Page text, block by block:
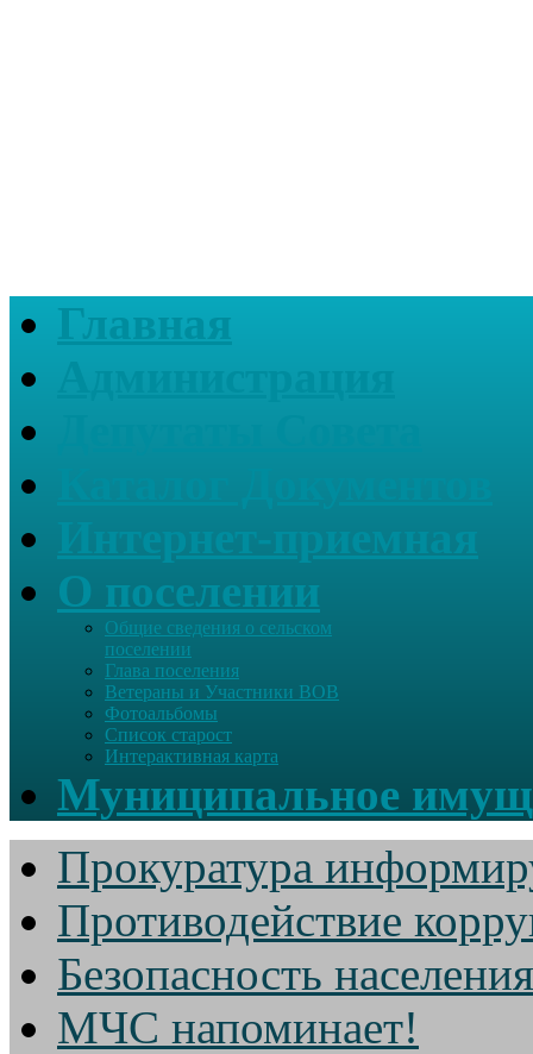
Главная
О поселении
Общие сведения о сельском
поселении
Глава поселения
Ветераны и Участники ВОВ
Фотоальбомы
Список старост
Интерактивная карта
Муниципальное
Прокуратура
Противодействие
Безопасность населения
МЧС напоминает!